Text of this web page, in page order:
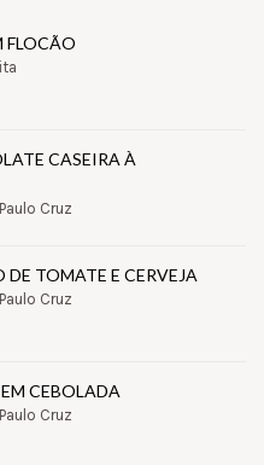
FLOCÃO
CASEIRA À
Cruz
TOMATE E CERVEJA
Cruz
CEBOLADA
Cruz